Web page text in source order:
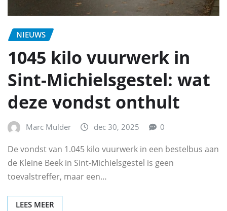
NIEUWS
1045 kilo vuurwerk in
Sint-Michielsgestel: wat
deze vondst onthult
Marc Mulder dec 30, 2025 0
De vondst van 1.045 kilo vuurwerk in een bestelbus aan
de Kleine Beek in Sint-Michielsgestel is geen
toevalstreffer, maar een…
LEES MEER